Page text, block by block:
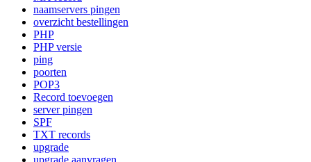
naamservers pingen
overzicht bestellingen
PHP
PHP versie
ping
poorten
POP3
Record toevoegen
server pingen
SPF
TXT records
upgrade
upgrade aanvragen